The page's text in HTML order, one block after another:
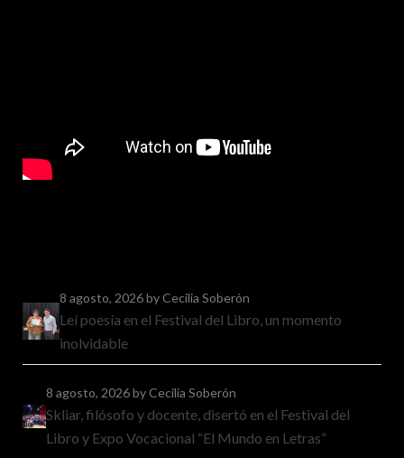
8 agosto, 2026by Cecilia Soberón
Leí poesía en el Festival del Libro, un momento
inolvidable
8 agosto, 2026by Cecilia Soberón
Skliar, filósofo y docente, disertó en el Festival del
Libro y Expo Vocacional “El Mundo en Letras”